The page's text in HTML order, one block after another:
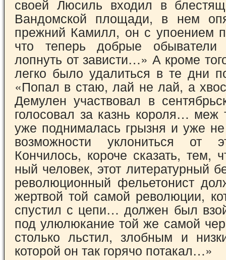
своей Люсиль входил в
Вандомской площади, в нем
прежний Камилл, он с упоением
что теперь добрые
лопнуть от зависти…» А кроме
легко было удалиться в те дни
«Попал в стаю, лай не лай, а
Демулен участвовал в
голосовал за казнь короля… меж
уже поднималась грызня и уже
возможности уклониться от
Кончилось, короче сказать, тем,
ный человек, этот литературный
рево­люционный фельетонист
жертвой той самой революции,
спустил с цепи… дол­жен был
под улюлюкание той же са­мой
столько льстил, злобным и
которой он так горячо потакал…»